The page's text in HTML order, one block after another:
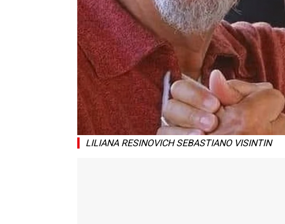
LILIANA RESINOVICH SEBASTIANO VISINTIN